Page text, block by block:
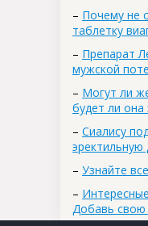
– Почему не
таблетку
– Препарат
мужской
– Могут ли
будет ли
– Сиалису
эректильную
– Узнайте
–
Добавь свою